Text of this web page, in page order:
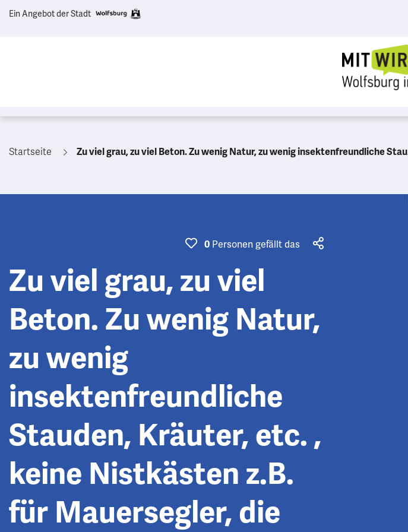
Ein Angebot der Stadt
Startseite Zu viel grau, zu viel Beton. Zu wenig Natur, zu wenig insektenfreundliche Stauden, Kräuter, etc. , keine Nistkästen z.B. für Mauersegler, die hoch oben an Gebäuden in speziellen Kästen brüten könnten. Ihre waghalsigen Flugmanöver mit ihren charakteristischen „Sri-sri“ Rufen gehören für mich zu einem glücklichen Sommerabend in der Stadt dazu!
0 Personen gefällt das
Zu viel grau, zu viel
Beton. Zu wenig Natur,
zu wenig
insektenfreundliche
Stauden, Kräuter, etc. ,
keine Nistkästen z.B.
für Mauersegler, die